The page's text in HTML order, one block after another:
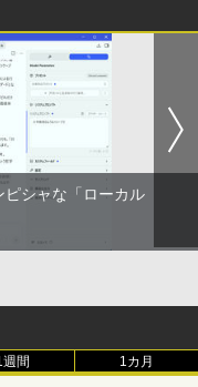
リーズ 世界の歴史
[ 羽田 正 ]
を北上せよ モロッ
郎 ]
電子書籍】[ 宮木真人
ピシャな「ローカル
週間 1カ月